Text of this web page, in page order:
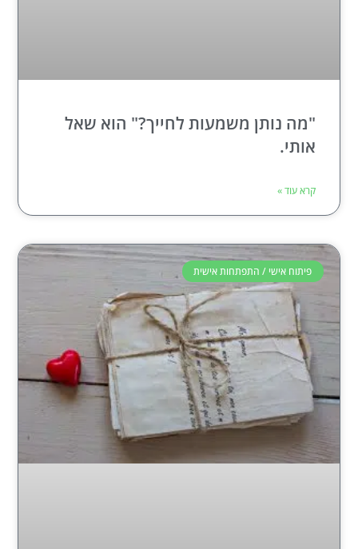
"מה נותן משמעות לחייך?" הוא שאל
אותי.
קרא עוד »
פיתוח אישי / התפתחות אישית